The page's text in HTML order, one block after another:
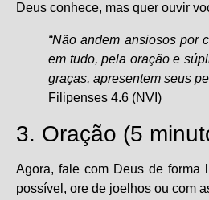
Deus conhece, mas quer ouvir
“Não andem ansiosos por
em tudo, pela oração e
graças, apresentem seus
Filipenses 4.6 (NVI)
3. Oração (5
Agora, fale com Deus de forma
possível, ore de joelhos ou com